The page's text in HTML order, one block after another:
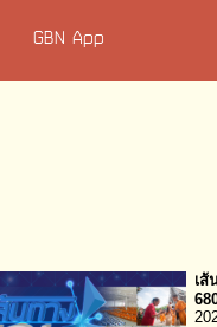
GBN App
เส้